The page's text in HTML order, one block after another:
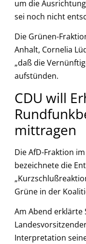
um die
sei noch nicht
Die Grünen-
Anhalt, Cornelia
„daß die
aufstünden.
CDU will
mittragen
Die AfD-Fraktion
bezeichnete die
Grüne in der
Am Abend erklärte
Interpretation